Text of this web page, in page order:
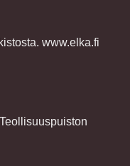
www.elka.fi